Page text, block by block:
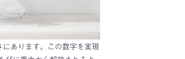
あります。この数字を実現